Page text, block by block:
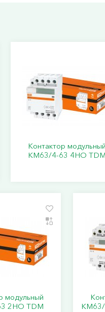
Контактор модульный
КМ63/4-63 4НО TDM
модульный
2НО TDM